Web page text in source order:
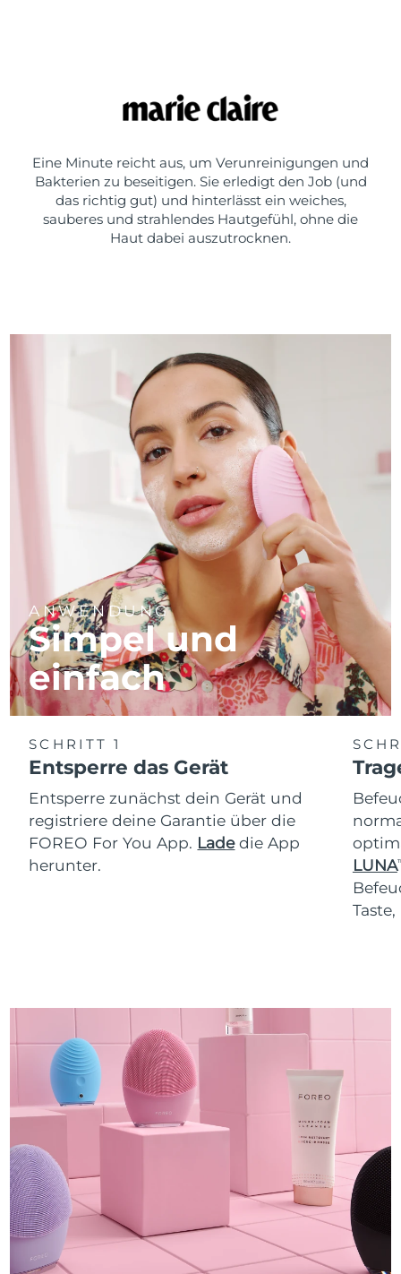
Eine Minute reicht aus, um Verunreinigungen und
Bakterien zu beseitigen. Sie erledigt den Job (und
das richtig gut) und hinterlässt ein weiches,
sauberes und strahlendes Hautgefühl, ohne die
Haut dabei auszutrocknen.
ANWENDUNG
Simpel und
einfach
SCHRITT 1
Entsperre das Gerät
Entsperre zunächst dein Gerät und
registriere deine Garantie über die
FOREO For You App. Ladedie App
herunter.
LUNA